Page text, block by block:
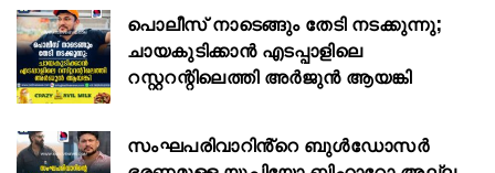
പൊലീസ് നാടെങ്ങും തേടി നടക്കുന്നു;
ചായകുടിക്കാൻ എടപ്പാളിലെ
റസ്റ്ററന്റിലെത്തി അർജുൻ ആയങ്കി
സംഘപരിവാറിൻ്റെ ബുള്‍ഡോസര്‍